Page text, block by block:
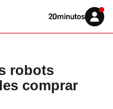
Volver
Iniciar
sesión
robots
comprar